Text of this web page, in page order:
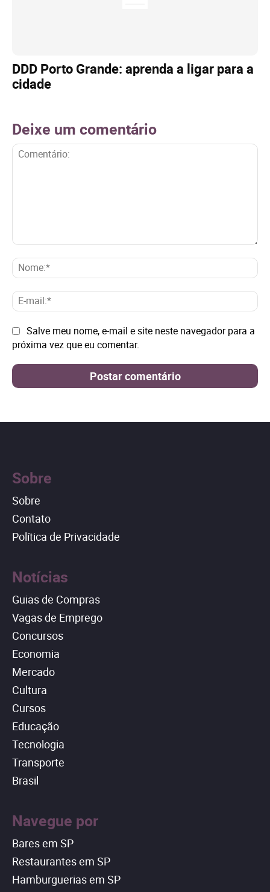
DDD Porto Grande: aprenda a ligar para a
cidade
Deixe um comentário
E-
Site: Salve meu nome, e-mail e site neste navegador para a
próxima vez que eu comentar.
Sobre
Sobre
Contato
Política de Privacidade
Notícias
Guias de Compras
Vagas de Emprego
Concursos
Economia
Mercado
Cultura
Cursos
Educação
Tecnologia
Transporte
Brasil
Navegue por
Bares em SP
Restaurantes em SP
Hamburguerias em SP